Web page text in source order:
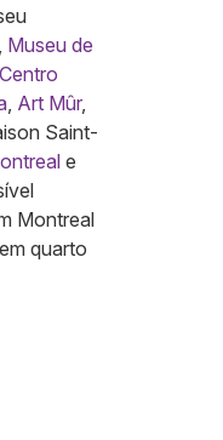
, Museu de
Centro
, Art Mûr,
Saint-
e
Montreal
quarto